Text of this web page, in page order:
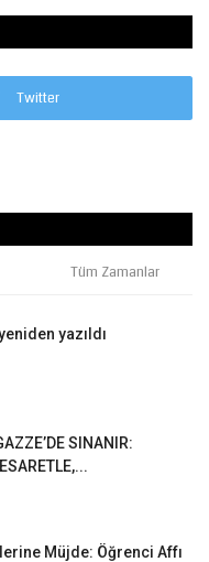
Twitter
Tüm Zamanlar
yazıldı
SINANIR:
Müjde: Öğrenci Affı